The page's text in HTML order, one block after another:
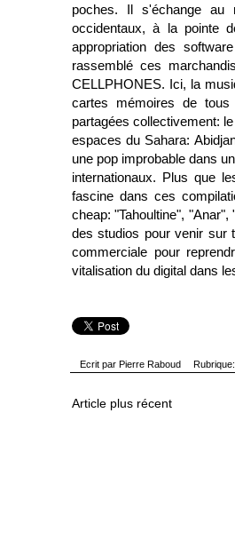
poches. Il s'échange au
occidentaux, à la pointe
appropriation des
rassemblé ces
CELLPHONES. Ici, la
cartes mémoires de
partagées collectivement:
espaces du Sahara:
une pop improbable dans
internationaux. Plus que
fascine dans ces
cheap:"Tahoultine", "Anar",
des studios pour venir sur
commerciale pour
vitalisation du digital dans
Ecrit parPierre Raboud
Article plus récent